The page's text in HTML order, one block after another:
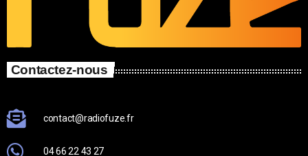
Contactez-nous
contact@radiofuze.fr
04 66 22 43 27